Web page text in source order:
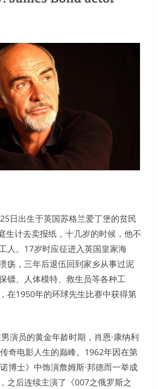
日出生于英国苏格兰爱丁堡的贫民
生计去卖报纸，十几岁的时候，他不
人。17岁时应征进入英国皇家海
疡，三年后退伍回到家乡从事过泥
镖、人体模特、救生员等各种工
在1950年的环球先生比赛中获得第
演员的黄金年龄时期，肖恩·康纳利
奇电影人生的巅峰。1962年因在第
博士》中饰演詹姆斯·邦德而一举成
之后连续主演了《007之俄罗斯之